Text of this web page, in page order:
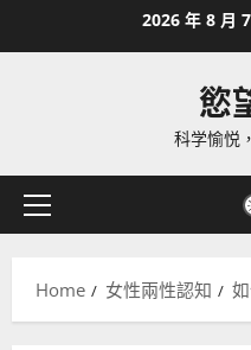
2026 年 8 月
慾
科学愉悦
Primary
Home 女性兩性認知